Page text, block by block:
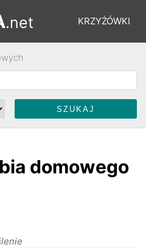
KRZYŻÓWKI
ŁAMIGŁÓWKI
.net
domowego